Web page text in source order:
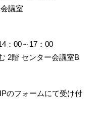
議室
：00～17：00
2階 センター会議室B
のフォームにて受け付